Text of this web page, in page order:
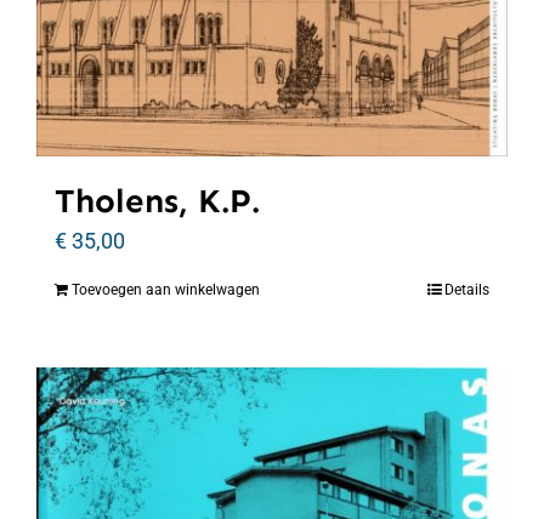
Tholens, K.P.
€35,00
Toevoegen aan winkelwagen Details